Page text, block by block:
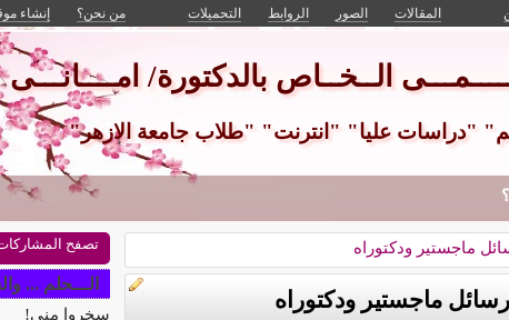
المقالات الصور الروابط التحميلات من نحن؟ إنشاء
الــخــاص بالدكتورة/ امــــانـــى
"دراسات عليا" "انترنت" "طلاب جامعة الازهر"
ماجستير ودكتوراه
رسائل ماجستير ودكتوراه
تصفح
الـــحلم ...
سخروا مني!